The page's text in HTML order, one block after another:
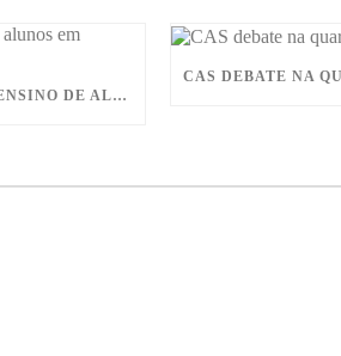
PANDEMIA REFORÇA IMPORTÂNCIA DO ENSINO DE ALUNOS EM TRATAMENTO DE SAÚDE, APONTA DEBATE